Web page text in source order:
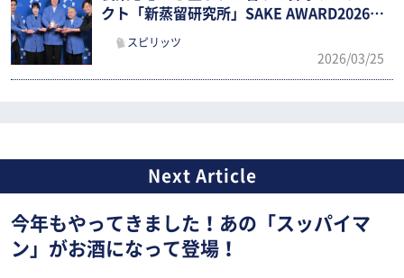
クト「新蒸留研究所」SAKE AWARD2026で
スピリッツ
2026/03/25
今年もやってきました！あの「スッパイマ
ン」がお酒になって登場！